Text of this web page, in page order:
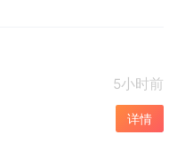
5小时前
详情